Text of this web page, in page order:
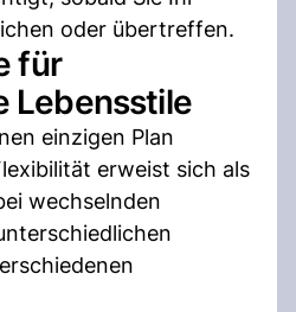
oder übertreffen.
für
Lebensstile
einzigen Plan
erweist sich als
wechselnden